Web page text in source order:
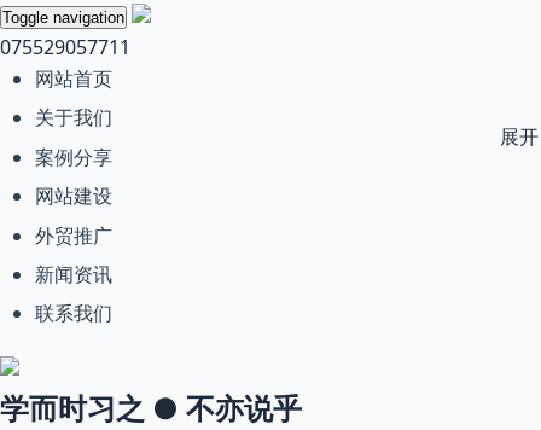
Toggle navigation
075529057711
网站首页
关于我们
案例分享
网站建设
外贸推广
新闻资讯
联系我们
学而时习之 ● 不亦说乎
展开